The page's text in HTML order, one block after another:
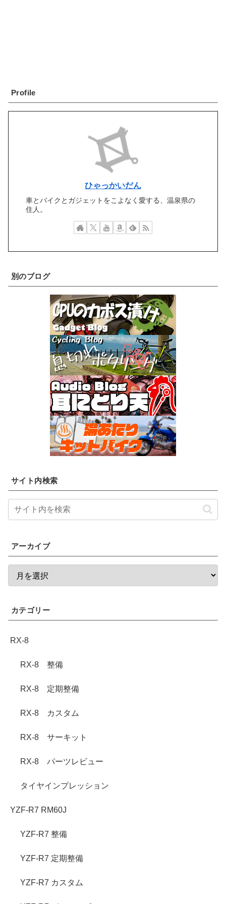
Profile
ひゃっかいだん
車とバイクとガジェットをこよなく愛する、温泉県の
住人。
別のブログ
サイト内検索
アーカイブ
カテゴリー
RX-8
RX-8 整備
RX-8 定期整備
RX-8 カスタム
RX-8 サーキット
RX-8 パーツレビュー
タイヤインプレッション
YZF-R7 RM60J
YZF-R7 整備
YZF-R7 定期整備
YZF-R7 カスタム